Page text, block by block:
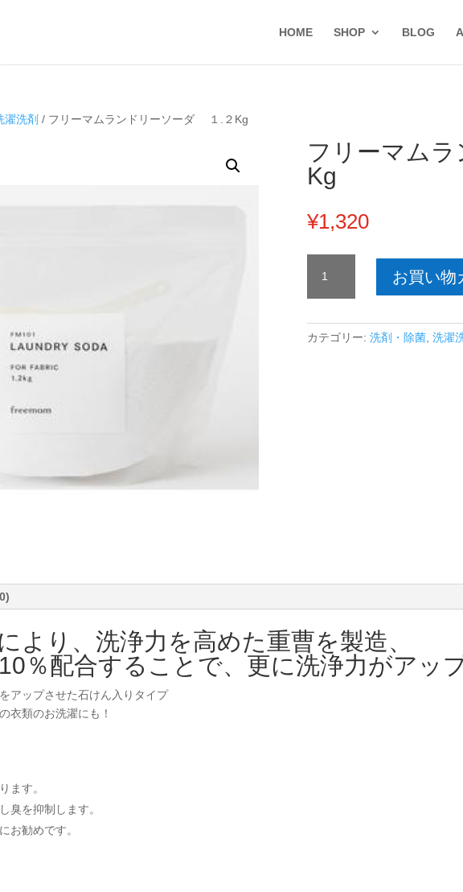
HOME SHOP BLOG
濯洗剤 / フリーマムランドリーソーダ １.２Kg
フリーマム
Kg
¥1,320
ー
ム
お買い物
カテゴリー: 洗剤・除菌, 洗濯
より、洗浄力を高めた重曹を製造、
％配合することで、更に洗浄力がアッ
アップさせた石けん入りタイプ
衣類のお洗濯にも！
ます。
臭を抑制します。
お勧めです。